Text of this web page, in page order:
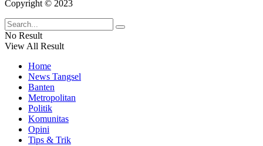
Copyright © 2023
No Result
View All Result
Home
News Tangsel
Banten
Metropolitan
Politik
Komunitas
Opini
Tips & Trik